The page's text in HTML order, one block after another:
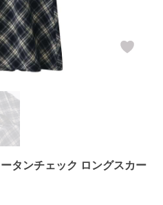
タンチェック ロングスカー